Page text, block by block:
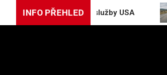
INFO PŘEHLED
varují tajné služby USA